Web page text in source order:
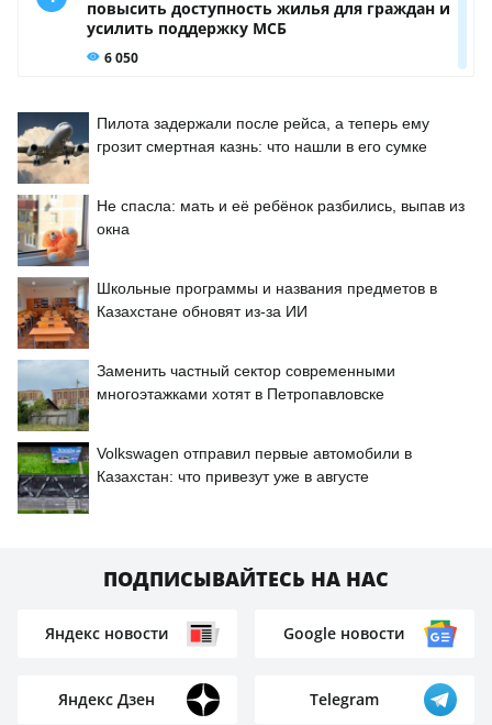
Пилота задержали после рейса, а теперь ему
грозит смертная казнь: что нашли в его сумке
Не спасла: мать и её ребёнок разбились, выпав из
окна
Школьные программы и названия предметов в
Казахстане обновят из-за ИИ
Заменить частный сектор современными
многоэтажками хотят в Петропавловске
Volkswagen отправил первые автомобили в
Казахстан: что привезут уже в августе
ПОДПИСЫВАЙТЕСЬ НА НАС
Яндекс новости Google новости
Яндекс Дзен Telegram